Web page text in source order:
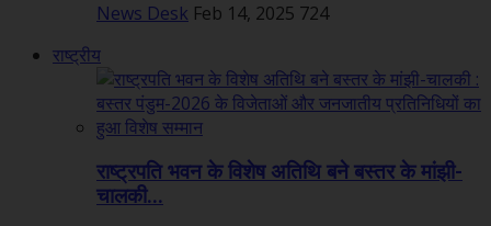
News Desk Feb 14, 2025 724
राष्ट्रीय
राष्ट्रपति भवन के विशेष अतिथि बने बस्तर के मांझी-
चालकी...